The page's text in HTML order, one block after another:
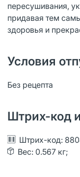
пересушивания,
придавая тем
здоровья и
Условия
Без рецепта
Штрих-код
Штрих-код:
Вес: 0.567 кг;